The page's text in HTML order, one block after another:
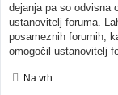
dejanja pa so odvisna
ustanovitelj foruma.
posameznih forumih,
omogočil ustanovitelj
Na vrh